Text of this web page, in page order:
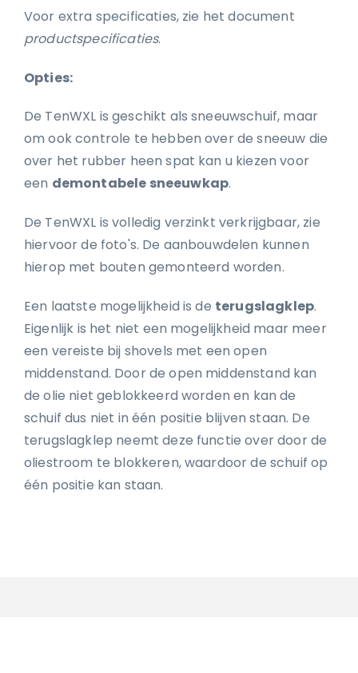
Voor extra specificaties, zie het document
productspecificaties.
Opties:
De TenWXL is geschikt als sneeuwschuif, maar
om ook controle te hebben over de sneeuw die
over het rubber heen spat kan u kiezen voor
een demontabele sneeuwkap.
De TenWXL is volledig verzinkt verkrijgbaar, zie
hiervoor de foto's. De aanbouwdelen kunnen
hierop met bouten gemonteerd worden.
Een laatste mogelijkheid is de terugslagklep.
Eigenlijk is het niet een mogelijkheid maar meer
een vereiste bij shovels met een open
middenstand. Door de open middenstand kan
de olie niet geblokkeerd worden en kan de
schuif dus niet in één positie blijven staan. De
terugslagklep neemt deze functie over door de
oliestroom te blokkeren, waardoor de schuif op
één positie kan staan.